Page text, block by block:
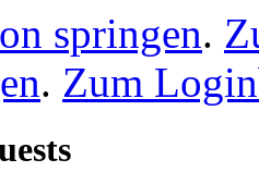
springen.
. Zum